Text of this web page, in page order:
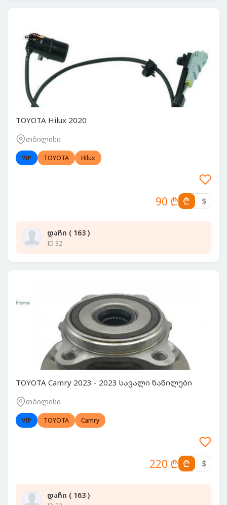
TOYOTA Hilux 2020
თბილისი
VIP TOYOTA Hilux
90 ₾ ₾ $
დაჩი ( 163 )
ID 32
TOYOTA Camry 2023 - 2023 სავალი ნაწილები
თბილისი
VIP TOYOTA Camry
220 ₾ ₾ $
დაჩი ( 163 )